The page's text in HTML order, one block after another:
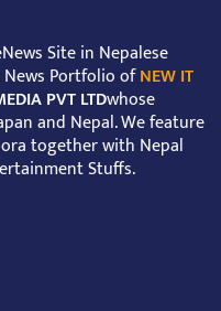
Site in Nepalese
News Portfolio ofNEW IT
PVT LTDwhose
and Nepal. We feature
together with Nepal
Stuffs.